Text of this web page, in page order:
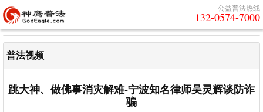
公益普法热线
132-0574-7000
普法视频
跳大神、做佛事消灾解难-宁波知名律师吴灵辉谈防诈
骗